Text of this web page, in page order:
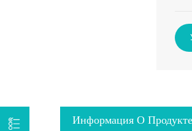
Информация О Продукте